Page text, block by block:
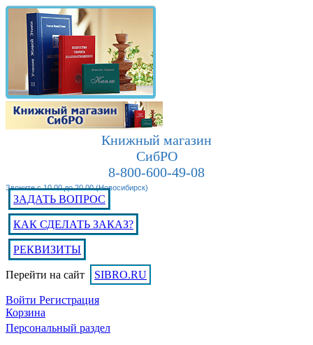
Книжный магазин
СибРО
8-800-600-49-08
Звоните с 10.00 до 20.00 (Новосибирск)
ЗАДАТЬ ВОПРОС
КАК СДЕЛАТЬ ЗАКАЗ?
РЕКВИЗИТЫ
Перейти на сайт SIBRO.RU
Войти Регистрация
Корзина
Персональный раздел